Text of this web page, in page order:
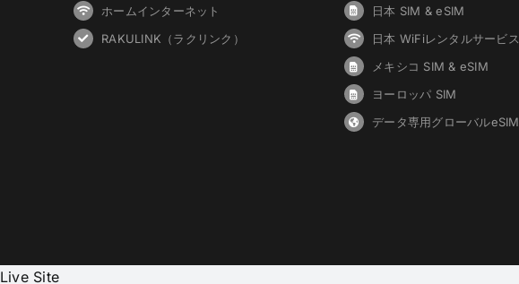
ホームインターネット
RAKULINK（ラクリンク）
日本 SIM & eSIM
日本 WiFiレンタルサービス
メキシコ SIM & eSIM
ヨーロッパ SIM
データ専用グローバルeSIM
Live Site